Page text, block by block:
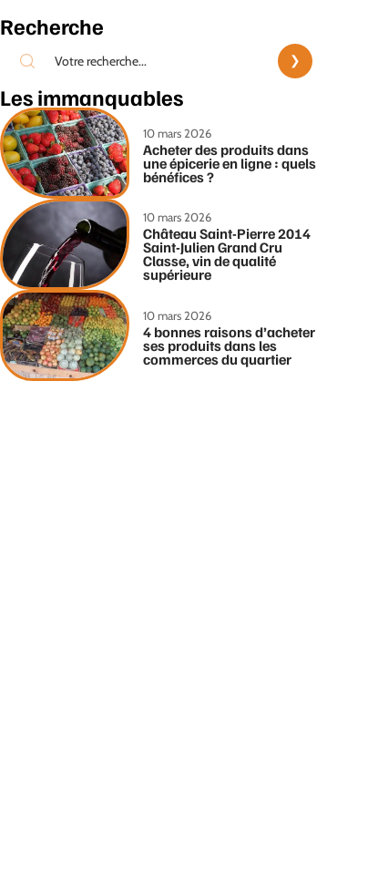
Recherche
Les immanquables
10 mars 2026
Acheter des produits dans
une épicerie en ligne : quels
bénéfices ?
10 mars 2026
Château Saint-Pierre 2014
Saint-Julien Grand Cru
Classe, vin de qualité
supérieure
10 mars 2026
4 bonnes raisons d’acheter
ses produits dans les
commerces du quartier